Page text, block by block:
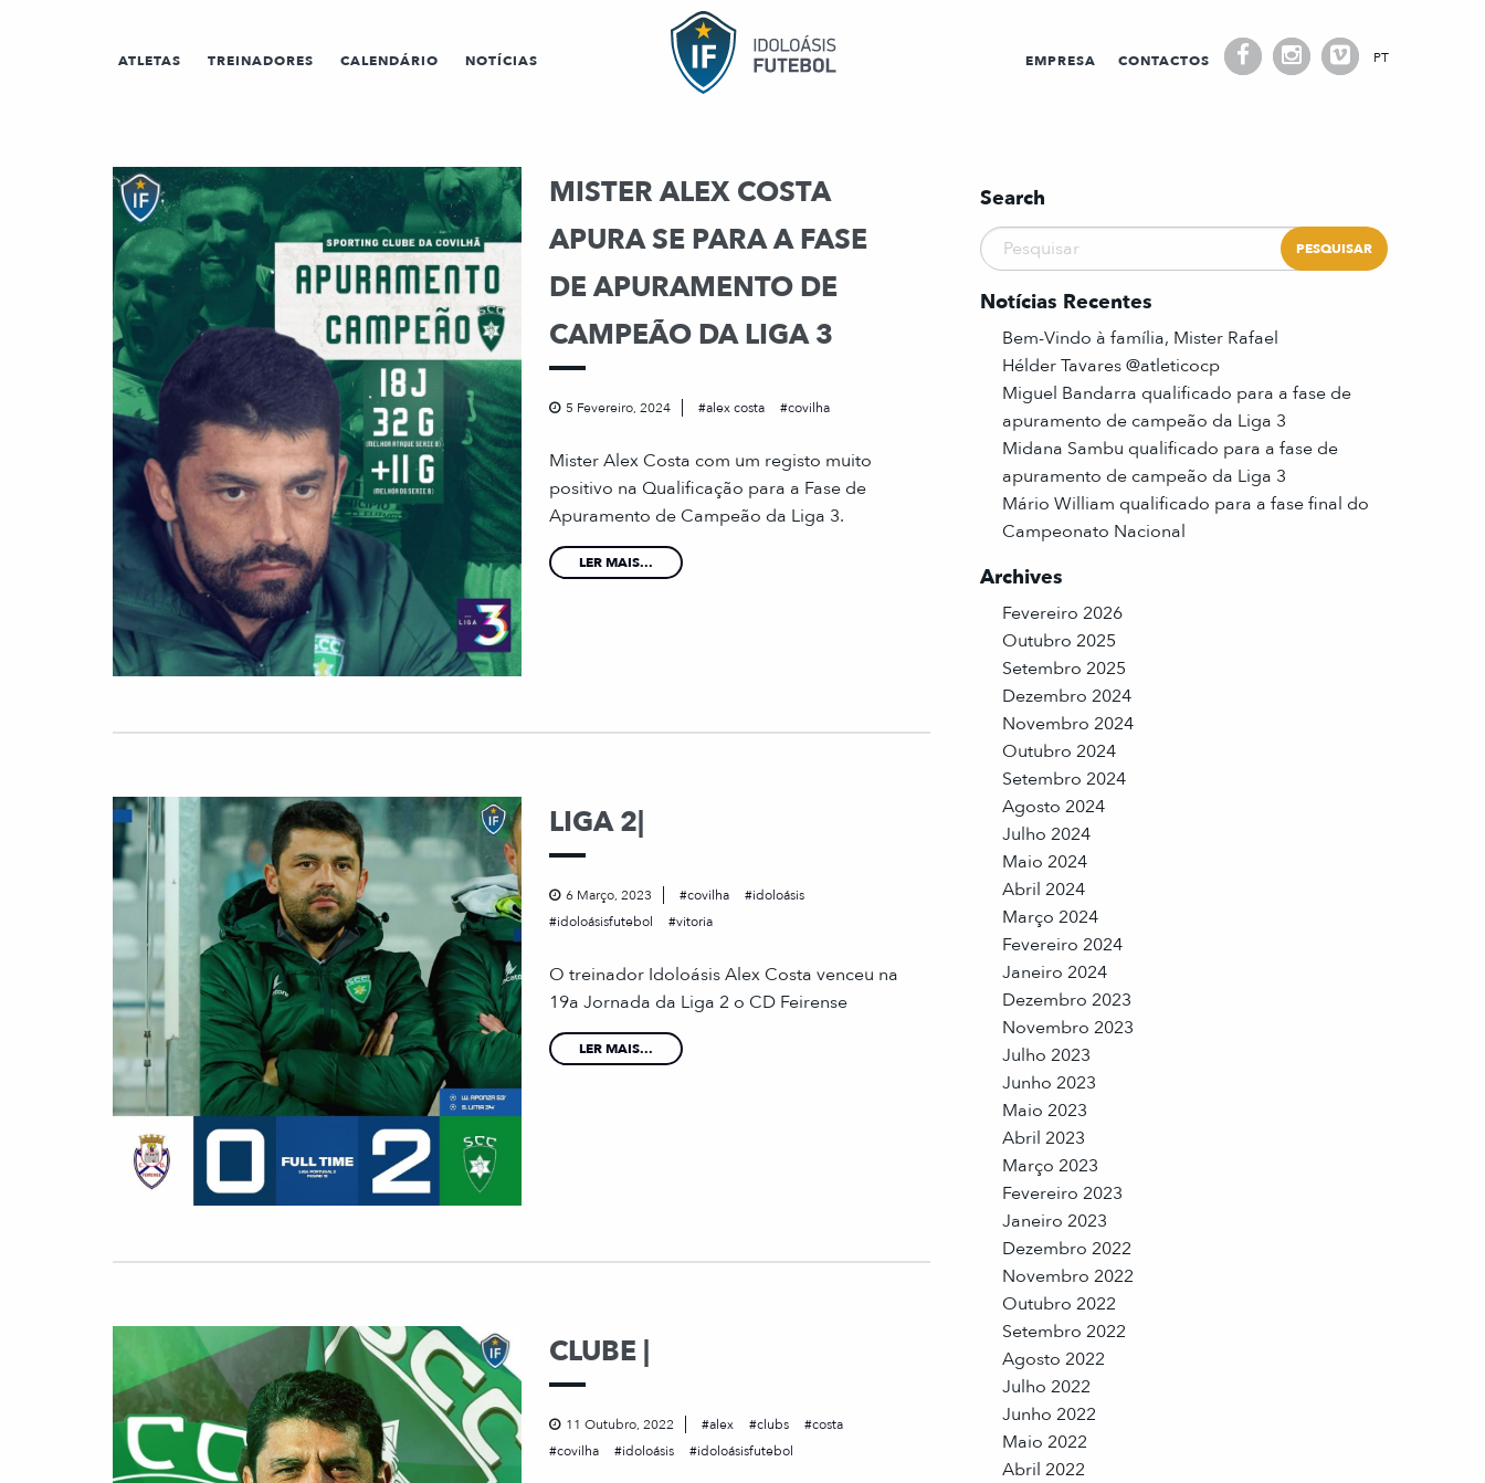
ATLETAS TREINADORES CALENDÁRIO NOTÍCIAS EMPRESA CONTACTOS PT
MISTER ALEX COSTA
APURA SE PARA A FASE
DE APURAMENTO DE
CAMPEÃO DA LIGA 3
5 Fevereiro, 2024 alex costa covilha
Mister Alex Costa com um registo muito
positivo na Qualificação para a Fase de
Apuramento de Campeão da Liga 3.
LER MAIS...
LIGA 2|
6 Março, 2023 covilha
idoloásis
idoloásisfutebol
vitoria
O treinador Idoloásis Alex Costa venceu na
19a Jornada da Liga 2 o CD Feirense
LER MAIS...
CLUBE |
11 Outubro, 2022 alex clubs
costa
covilha
idoloásis idoloásisfutebol
Search
Notícias Recentes
Bem-Vindo à família, Mister Rafael
Hélder Tavares @atleticocp
Miguel Bandarra qualificado para a fase de
apuramento de campeão da Liga 3
Midana Sambu qualificado para a fase de
apuramento de campeão da Liga 3
Mário William qualificado para a fase final do
Campeonato Nacional
Archives
Fevereiro 2026
Outubro 2025
Setembro 2025
Dezembro 2024
Novembro 2024
Outubro 2024
Setembro 2024
Agosto 2024
Julho 2024
Maio 2024
Abril 2024
Março 2024
Fevereiro 2024
Janeiro 2024
Dezembro 2023
Novembro 2023
Julho 2023
Junho 2023
Maio 2023
Abril 2023
Março 2023
Fevereiro 2023
Janeiro 2023
Dezembro 2022
Novembro 2022
Outubro 2022
Setembro 2022
Agosto 2022
Julho 2022
Junho 2022
Maio 2022
Abril 2022